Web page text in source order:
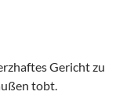
Gericht zu
tobt.